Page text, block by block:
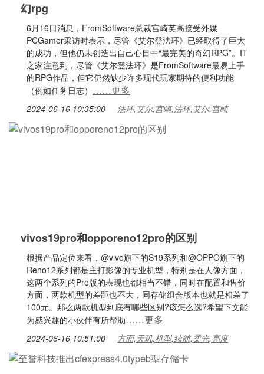
幻rpg
6月16日消息，FromSoftware总裁宫崎英高接受外媒
PCGamer采访时表示，尽管《艾尔登法环》已经取得了巨大
的成功，但他仍未创造出自己心目中“最完美的奇幻RPG”。IT
之家注意到，尽管《艾尔登法环》是FromSoftware最易上手
的RPG作品，但它仍然缺少许多现代玩家期待的便利功能
（例如任务日志） ……更多
2024-06-16 10:35:00 法环,艾尔,宫崎,法环,艾尔,宫崎
vivos19pro和opporeno12pro的区别
根据产品定位来看，@vivo旗下的S19系列和@OPPO旗下的
Reno12系列都是主打影像的专业机型，特别是在人像方面，
这两个系列的Pro版的表现也都相当不错，同时在配置和售价
方面，两款机型的差距也不大，同存储组合版本也就是相差了
100元。那么两款机型到底有哪些区别?该怎么选?希望下文能
为感兴趣的小伙伴有所帮助……更多
2024-06-16 10:51:00 方面,天玑,机型,续航,柔光,亮度